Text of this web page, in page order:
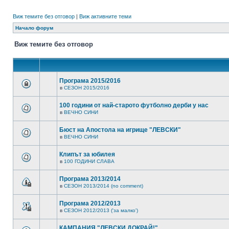
Виж темите без отговор | Виж активните теми
Начало форум
Виж темите без отговор
Програма 2015/2016
в СЕЗОН 2015/2016
100 години от най-старото футболно дерби у нас
в ВЕЧНО СИНИ
Бюст на Апостола на игрище "ЛЕВСКИ"
в ВЕЧНО СИНИ
Клипът за юбилея
в 100 ГОДИНИ СЛАВА
Програма 2013/2014
в СЕЗОН 2013/2014 (no comment)
Програма 2012/2013
в СЕЗОН 2012/2013 ('за малко')